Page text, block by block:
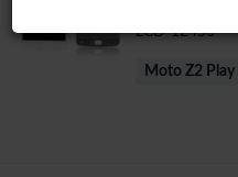
LCD-12456
Moto Z2 Play